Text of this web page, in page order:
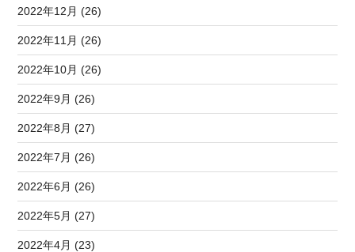
2022年12月 (26)
2022年11月 (26)
2022年10月 (26)
2022年9月 (26)
2022年8月 (27)
2022年7月 (26)
2022年6月 (26)
2022年5月 (27)
2022年4月 (23)